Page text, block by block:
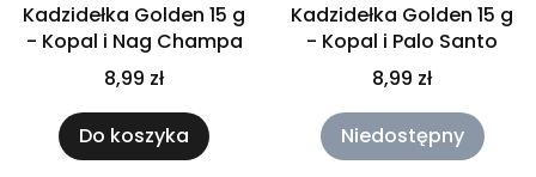
Kadzidełka Golden 15 g
- Kopal i Nag Champa
8,99 zł
Do koszyka
Kadzidełka Golden 15 g
- Kopal i Palo Santo
8,99 zł
Niedostępny